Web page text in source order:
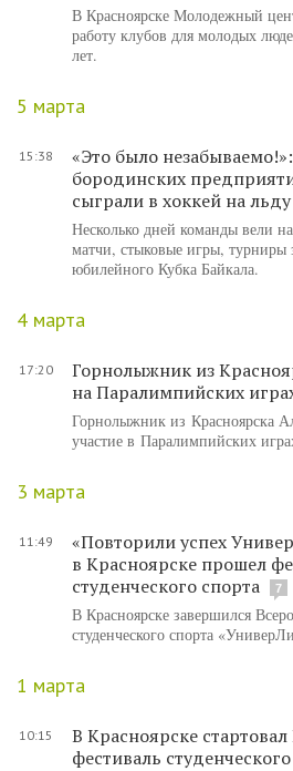
В Красноярске Молодежный
работу клубов для молодых
лет.
5 марта
15:38
«Это было
бородинских
сыграли в хоккей на
Несколько дней команды вели
матчи, стыковые игры,
юбилейного Кубка Байкала.
4 марта
17:20
Горнолыжник из
на Паралимпийских
Горнолыжник из Красноярска
участие в Паралимпийских
3 марта
11:49
«Повторили успех
в Красноярске прошел
студенческого спорта
7
В Красноярске завершился
студенческого спорта
1 марта
10:15
В Красноярске
фестиваль